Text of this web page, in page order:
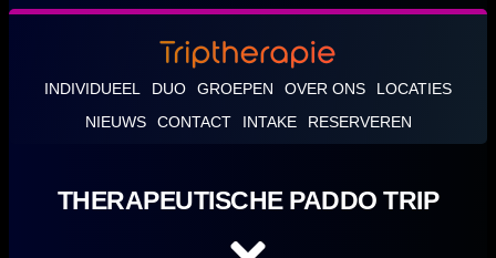
INDIVIDUEEL DUO GROEPEN OVER ONS
LOCATIES
NIEUWS
CONTACT INTAKE RESERVEREN
THERAPEUTISCHE PADDO TRIP